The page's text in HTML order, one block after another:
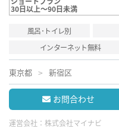
30日以上～90日未満
風呂･トイレ別
インターネット無料
東京都 新宿区
お問合わせ
運営会社： 株式会社マイナビ